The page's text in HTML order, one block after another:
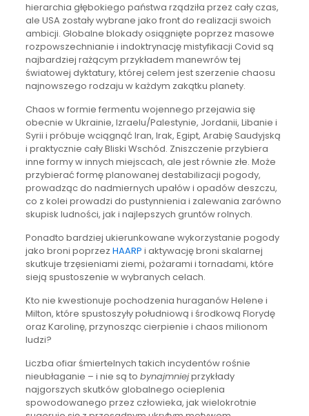
hierarchia głębokiego państwa rządziła przez cały czas,
ale USA zostały wybrane jako front do realizacji swoich
ambicji. Globalne blokady osiągnięte poprzez masowe
rozpowszechnianie i indoktrynację mistyfikacji Covid są
najbardziej rażącym przykładem manewrów tej
światowej dyktatury, której celem jest szerzenie chaosu
najnowszego rodzaju w każdym zakątku planety.
Chaos w formie fermentu wojennego przejawia się
obecnie w Ukrainie, Izraelu/Palestynie, Jordanii, Libanie i
Syrii i próbuje wciągnąć Iran, Irak, Egipt, Arabię Saudyjską
i praktycznie cały Bliski Wschód. Zniszczenie przybiera
inne formy w innych miejscach, ale jest równie złe. Może
przybierać formę planowanej destabilizacji pogody,
prowadząc do nadmiernych upałów i opadów deszczu,
co z kolei prowadzi do pustynnienia i zalewania zarówno
skupisk ludności, jak i najlepszych gruntów rolnych.
Ponadto bardziej ukierunkowane wykorzystanie pogody
jako broni poprzez HAARP i aktywację broni skalarnej
skutkuje trzęsieniami ziemi, pożarami i tornadami, które
sieją spustoszenie w wybranych celach.
Kto nie kwestionuje pochodzenia huraganów Helene i
Milton, które spustoszyły południową i środkową Florydę
oraz Karolinę, przynosząc cierpienie i chaos milionom
ludzi?
Liczba ofiar śmiertelnych takich incydentów rośnie
nieubłaganie – i nie są to bynajmniejprzykłady
najgorszych skutków globalnego ocieplenia
spowodowanego przez człowieka, jak wielokrotnie